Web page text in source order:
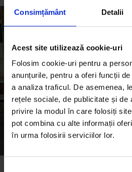
Consimțământ Detalii
Acest site utilizează cookie-uri
Folosim cookie-uri pentru a
anunțurile, pentru a oferi funcții
a analiza traficul. De asemenea,
rețele sociale, de publicitate și de
privire la modul în care folosiți
pot combina cu alte informații
în urma folosirii serviciilor lor.